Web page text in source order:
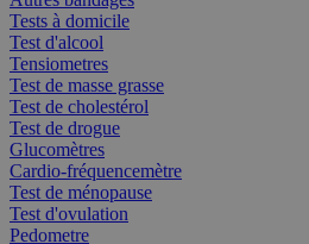
Tests à domicile
Test d'alcool
Tensiometres
Test de masse grasse
Test de cholestérol
Test de drogue
Glucomètres
Cardio-fréquencemètre
Test de ménopause
Test d'ovulation
Pedometre